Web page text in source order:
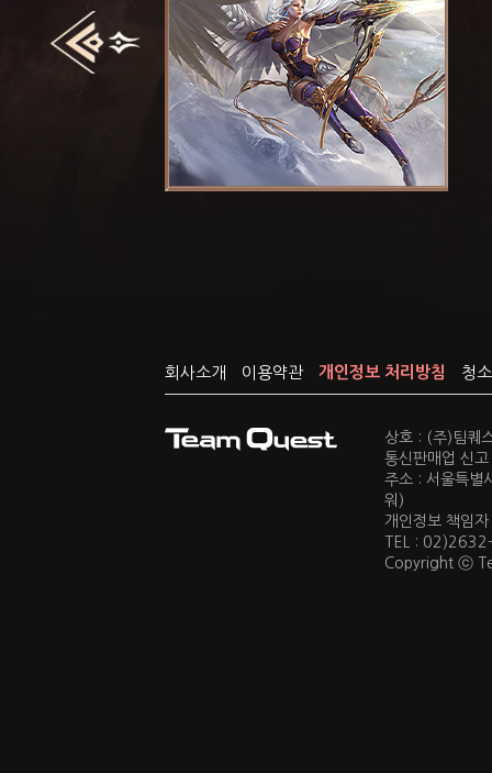
회사소개 이용약관 개인정보 처리방침 청
상호 : (주)팀퀘
통신판매업 신
주소 : 서울특
워)
개인정보 책
TEL :
Copyright ⓒ